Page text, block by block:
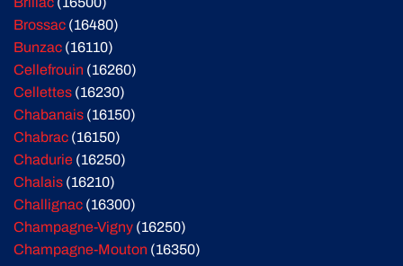
Brossac (16480)
Bunzac (16110)
Cellefrouin (16260)
Cellettes (16230)
Chabanais (16150)
Chabrac (16150)
Chadurie (16250)
Chalais (16210)
Challignac (16300)
Champagne-Vigny (16250)
Champagne-Mouton (16350)